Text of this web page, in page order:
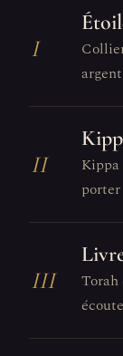
I
II
Kippa
III
Torah